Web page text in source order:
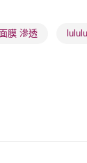
膜 滲透